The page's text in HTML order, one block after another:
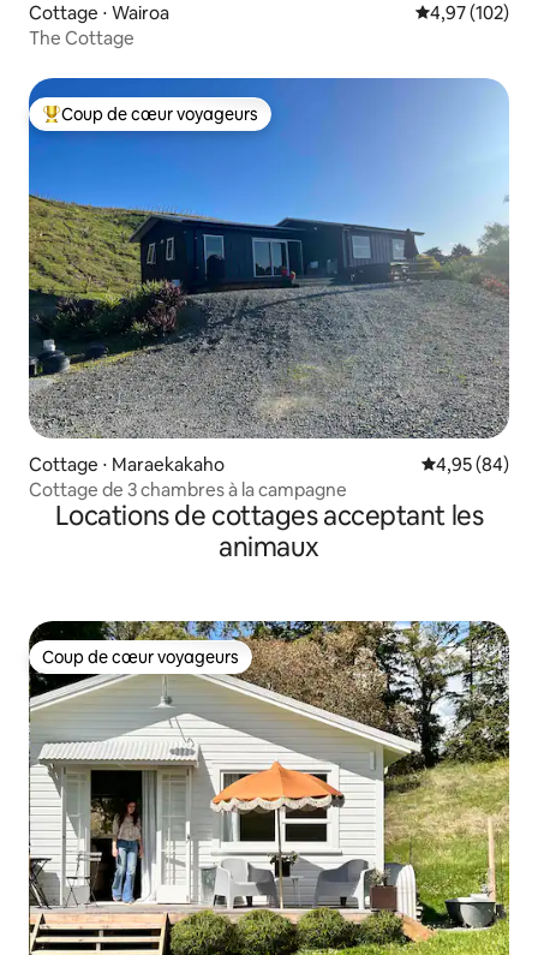
Cottage ⋅ Wairoa Évaluation
4,97 (102)
The Cottage
Coups de cœur voyageurs les plus appréciés
Coup de cœur voyageurs
Cottage ⋅ Maraekakaho Évaluation
4,95 (84)
Cottage de 3 chambres à la campagne
Locations de cottages acceptant les
animaux
Coup de cœur voyageurs
Coup de cœur voyageurs